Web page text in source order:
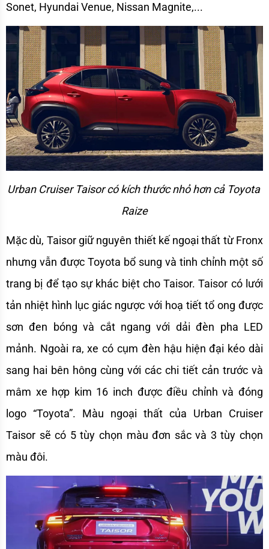
Sonet, Hyundai Venue, Nissan Magnite,...
Urban Cruiser Taisor có kích thước nhỏ hơn cả Toyota
Raize
Mặc dù, Taisor giữ nguyên thiết kế ngoại thất từ Fronx
nhưng vẫn được Toyota bổ sung và tinh chỉnh một số
trang bị để tạo sự khác biệt cho Taisor. Taisor có lưới
tản nhiệt hình lục giác ngược với hoạ tiết tổ ong được
sơn đen bóng và cắt ngang với dải đèn pha LED
mảnh. Ngoài ra, xe có cụm đèn hậu hiện đại kéo dài
sang hai bên hông cùng với các chi tiết cản trước và
mâm xe hợp kim 16 inch được điều chỉnh và đóng
logo “Toyota”. Màu ngoại thất của Urban Cruiser
Taisor sẽ có 5 tùy chọn màu đơn sắc và 3 tùy chọn
màu đôi.